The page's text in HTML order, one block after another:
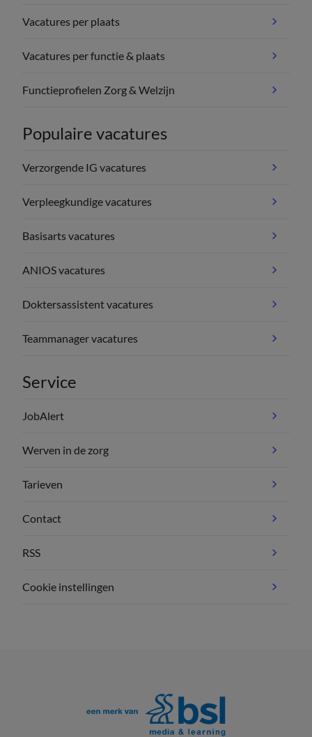
Vacatures per plaats
Vacatures per functie & plaats
Functieprofielen Zorg & Welzijn
Populaire vacatures
Verzorgende IG vacatures
Verpleegkundige vacatures
Basisarts vacatures
ANIOS vacatures
Doktersassistent vacatures
Teammanager vacatures
Service
JobAlert
Werven in de zorg
Tarieven
Contact
RSS
Cookie instellingen